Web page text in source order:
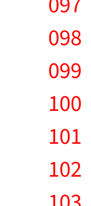
098
099
100
101
102